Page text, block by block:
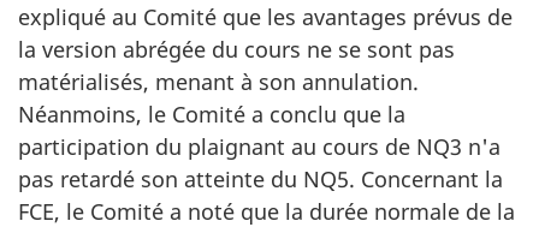
expliqué au Comité que les avantages prévus de
la version abrégée du cours ne se sont pas
matérialisés, menant à son annulation.
Néanmoins, le Comité a conclu que la
participation du plaignant au cours de NQ3 n'a
pas retardé son atteinte du NQ5. Concernant la
FCE, le Comité a noté que la durée normale de la